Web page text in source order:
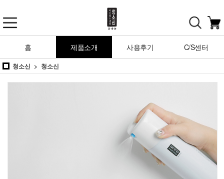
홈 제품소개 사용후기 C/S센터
청소신 청소신